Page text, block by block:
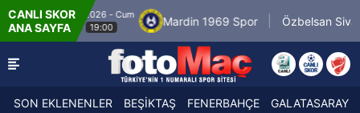
CANLI SKOR
ANA SAYFA
Mardin 1969 Spor Özbelsan Sivasspor
8.8.2026 - Cum
19:00
SON EKLENENLER BEŞİKTAŞ FENERBAHÇE GALATASARAY